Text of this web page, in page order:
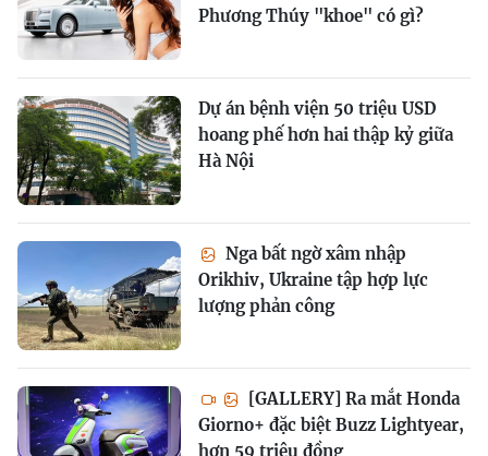
Phương Thúy "khoe" có gì?
Dự án bệnh viện 50 triệu USD
hoang phế hơn hai thập kỷ giữa
Hà Nội
Nga bất ngờ xâm nhập
Orikhiv, Ukraine tập hợp lực
lượng phản công
[GALLERY] Ra mắt Honda
Giorno+ đặc biệt Buzz Lightyear,
hơn 59 triệu đồng